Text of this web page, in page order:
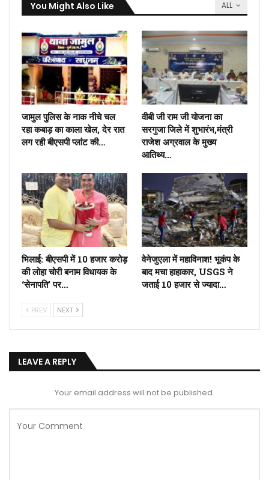
ALL
You Might Also Like
जामुल पुलिस के नाक नीचे चल
रहा कबाड़ का काला खेल, देर रात
लग रही बीएसपी प्लांट की…
वीबी जी राम जी योजना का
सरगुजा जिले में शुभारंभ,मंत्री
राजेश अग्रवाल के मुख्य
आतिथ्य…
भिलाई: बीएसपी में 10 हजार करोड़
की लोहा चोरी बनाम विधायक के
‘सेनापति’ पर…
वेनेजुएला में महाविनाश! भूकंप के
बाद मचा हाहाकार, USGS ने
जताई 10 हजार से ज्यादा…
PREV NEXT
LEAVE A REPLY
Your email address will not be published.